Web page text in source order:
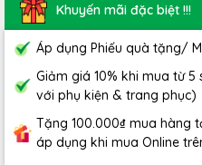
Khuyến mãi đặc biệt !!!
Áp dụng Phiếu quà tặng/
Giảm giá 10% khi mua từ
với phụ kiện & trang phục)
Tặng 100.000₫ mua hàng
áp dụng khi mua Online